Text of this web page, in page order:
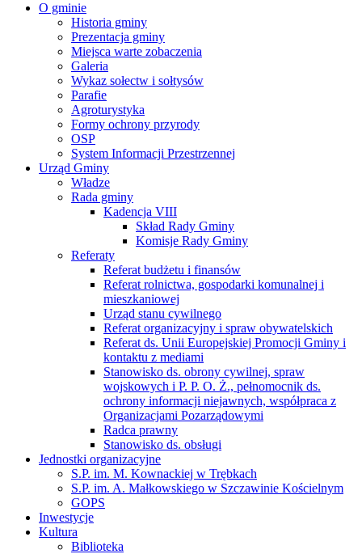
O gminie
Historia gminy
Prezentacja gminy
Miejsca warte zobaczenia
Galeria
Wykaz sołectw i sołtysów
Parafie
Agroturystyka
Formy ochrony przyrody
OSP
System Informacji Przestrzennej
Urząd Gminy
Władze
Rada gminy
Kadencja VIII
Skład Rady Gminy
Komisje Rady Gminy
Referaty
Referat budżetu i finansów
Referat rolnictwa, gospodarki komunalnej i
mieszkaniowej
Urząd stanu cywilnego
Referat organizacyjny i spraw obywatelskich
Referat ds. Unii Europejskiej Promocji Gminy i
kontaktu z mediami
Stanowisko ds. obrony cywilnej, spraw
wojskowych i P. P. O. Ż., pełnomocnik ds.
ochrony informacji niejawnych, współpraca z
Organizacjami Pozarządowymi
Radca prawny
Stanowisko ds. obsługi
Jednostki organizacyjne
S.P. im. M. Kownackiej w Trębkach
S.P. im. A. Małkowskiego w Szczawinie Kościelnym
GOPS
Inwestycje
Kultura
Biblioteka